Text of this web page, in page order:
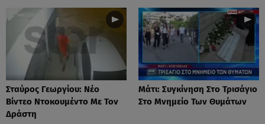
Σταύρος Γεωργίου: Νέο
Βίντεο Ντοκουμέντο Με Τον
Δράστη
Μάτι: Συγκίνηση Στο Τρισάγιο
Στο Μνημείο Των Θυμάτων